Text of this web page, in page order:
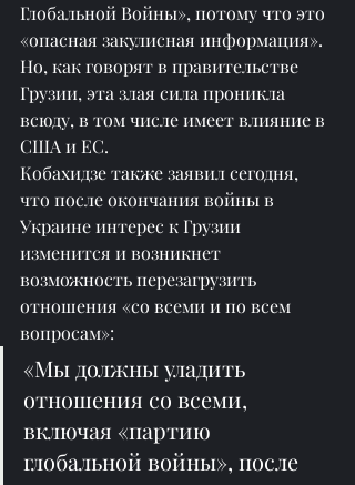
Глобальной Войны», потому что это
«опасная закулисная информация».
Но, как говорят в правительстве
Грузии, эта злая сила проникла
всюду, в том числе имеет влияние в
США и ЕС.
Кобахидзе также заявил сегодня,
что после окончания войны в
Украине интерес к Грузии
изменится и возникнет
возможность перезагрузить
отношения «со всеми и по всем
вопросам»:
«Мы должны уладить
отношения со всеми,
включая «партию
глобальной войны», после